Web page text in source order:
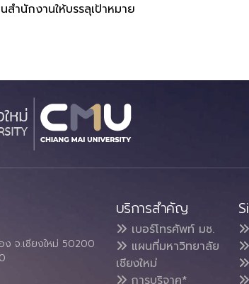
สำนักงานให้บรรลุเป้าหมาย
ง จ.เชียงใหม่ 50200
บริการสำคัญ
เบอร์โทรศัพท์ มช.
แผนที่มหาวิทยาลัย
เชียงใหม่
การบริจาค*